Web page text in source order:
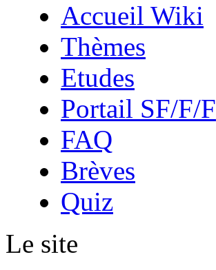
Accueil Wiki
Thèmes
Etudes
Portail SF/F/F
FAQ
Brèves
Quiz
Le site